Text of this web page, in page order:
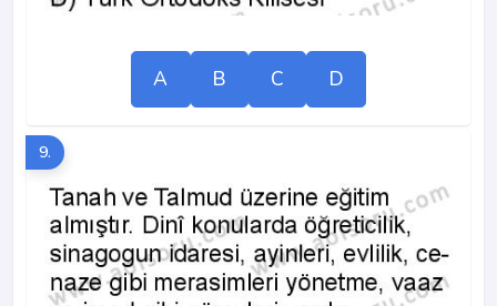
A B C D
9.